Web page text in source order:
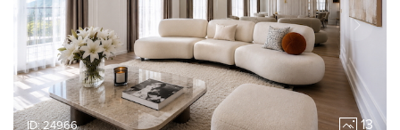
ID: 24966 13